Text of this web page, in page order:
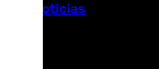
Más noticias